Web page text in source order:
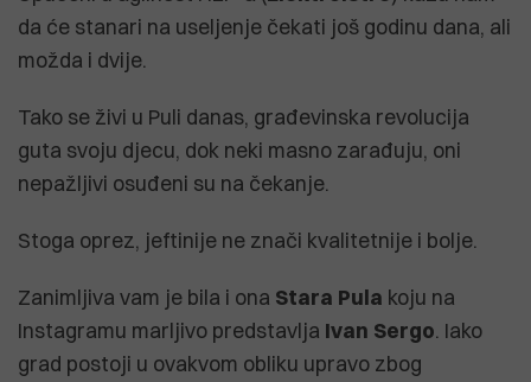
da će stanari na useljenje čekati još godinu dana, ali
možda i dvije.
Tako se živi u Puli danas, građevinska revolucija
guta svoju djecu, dok neki masno zarađuju, oni
nepažljivi osuđeni su na čekanje.
Stoga oprez, jeftinije ne znači kvalitetnije i bolje.
Zanimljiva vam je bila i ona Stara Pula koju na
Instagramu marljivo predstavlja Ivan Sergo. Iako
grad postoji u ovakvom obliku upravo zbog